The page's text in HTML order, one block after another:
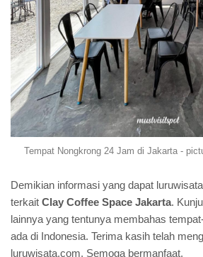
Tempat Nongkrong 24 Jam di Jakarta -
Demikian informasi yang dapat
terkait Clay Coffee Space Jakarta.
lainnya yang tentunya membahas
ada di Indonesia. Terima kasih telah
luruwisata.com. Semoga bermanfaat.